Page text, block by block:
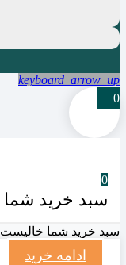
keyboard_arrow_up
0
0
سبد خرید شما
سبد خرید شما خالیست
ادامه خرید